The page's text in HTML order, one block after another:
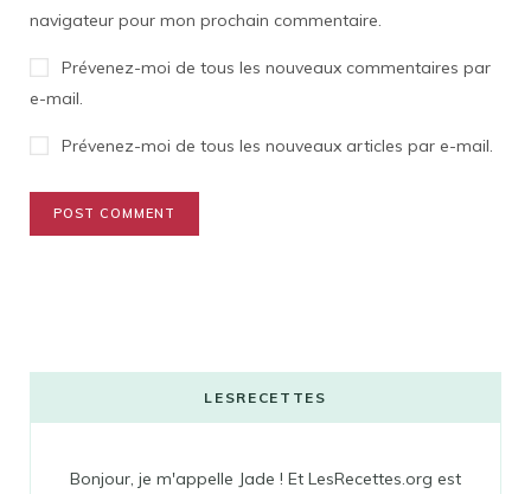
navigateur pour mon prochain commentaire.
Prévenez-moi de tous les nouveaux commentaires par
e-mail.
Prévenez-moi de tous les nouveaux articles par e-mail.
LESRECETTES
Bonjour, je m'appelle Jade ! Et LesRecettes.org est